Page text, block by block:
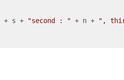
+ s + "second : " + n +
",